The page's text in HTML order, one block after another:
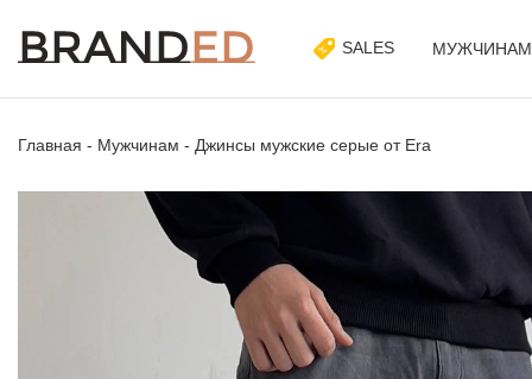
SALES МУЖЧИНАМ
Главная - Мужчинам - Джинсы мужские серые от Era